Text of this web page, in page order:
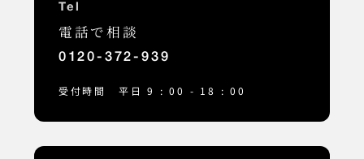
Tel
電話で相談
0120-372-939
受付時間 平日 9 : 00 - 18 : 00